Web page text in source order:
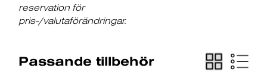
reservation för
pris-/valutaförändringar.
Passande tillbehör